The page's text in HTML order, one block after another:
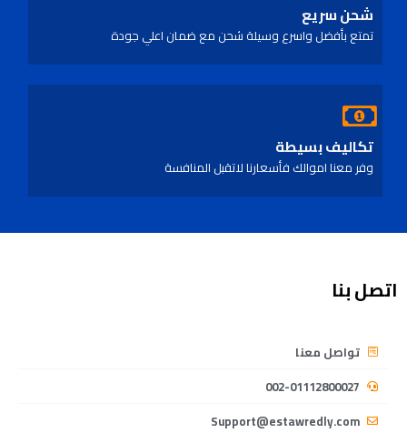
شحن سريع
تمتع بأفضل واسرع وسيلة شحن مع ضمان اعلي جودة
تكاليف بسيطة
وفر معنا اموالك فأسعارنا لاتقبل المنافسة
اتصل بنا
تواصل معنا
002-01112800027
Support@estawredly.com